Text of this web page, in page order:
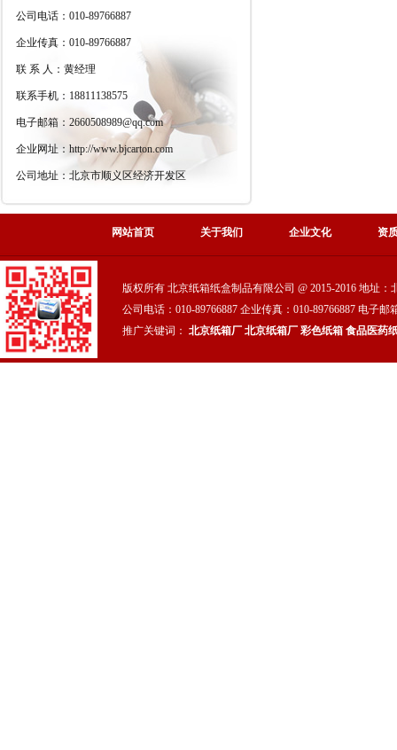
公司电话：010-89766887
企业传真：010-89766887
联 系 人：黄经理
联系手机：18811138575
电子邮箱：2660508989@qq.com
企业网址：http://www.bjcarton.com
公司地址：北京市顺义区经济开发区
网站首页 关于我们 企业文化 资
版权所有 北京纸箱纸盒制品有限公司 @ 2015-2016 地址
公司电话：010-89766887 企业传真：010-89766887 电子邮
推广关键词： 北京纸箱厂 北京纸箱厂 彩色纸箱 食品医药